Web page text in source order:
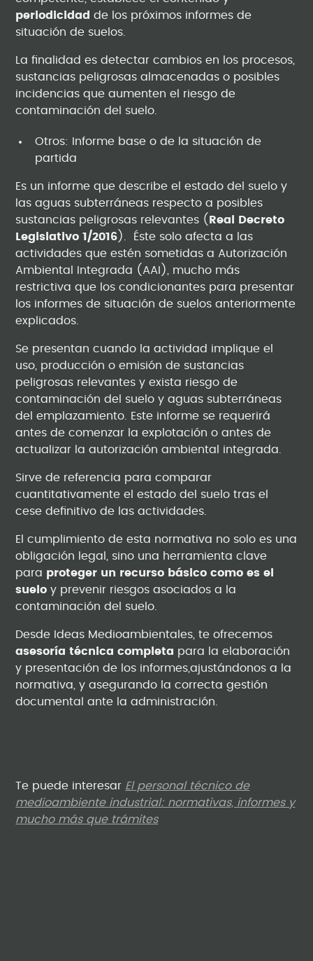
periodicidadde los próximos informes de
situación de suelos.
La finalidad es detectar cambios en los procesos,
sustancias peligrosas almacenadas o posibles
incidencias que aumenten el riesgo de
contaminación del suelo.
Otros: Informe base o de la situación de
partida
Es un informe que describe el estado del suelo y
las aguas subterráneas respecto a posibles
sustancias peligrosas relevantes ( Real Decreto
Legislativo 1/2016 ). Éste solo afecta a las
actividades que estén sometidas a Autorización
Ambiental Integrada (AAI), mucho más
restrictiva que los condicionantes para presentar
los informes de situación de suelos anteriormente
explicados.
Se presentan cuando la actividad implique el
uso, producción o emisión de sustancias
peligrosas relevantes y exista riesgo de
contaminación del suelo y aguas subterráneas
del emplazamiento. Este informe se requerirá
antes de comenzar la explotación o antes de
actualizar la autorización ambiental integrada.
Sirve de referencia para comparar
cuantitativamente el estado del suelo tras el
cese definitivo de las actividades.
El cumplimiento de esta normativa no solo es una
obligación legal, sino una herramienta clave
para proteger un recurso básico como es el
suelo y prevenir riesgos asociados a la
contaminación del suelo.
Desde Ideas Medioambientales, te ofrecemos
asesoría técnica completa para la elaboración
y presentación de los informes,ajustándonos a la
normativa, y asegurando la correcta gestión
documental ante la administración.
Te puede interesar El personal técnico de
medioambiente industrial: normativas, informes y
mucho más que trámites